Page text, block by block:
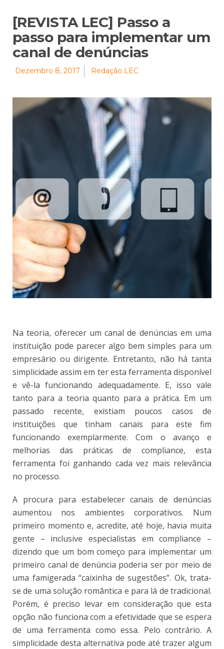
[REVISTA LEC] Passo a
passo para implementar um
canal de denúncias
Dezembro 8, 2017 Redação LEC
Na teoria, oferecer um canal de denúncias em uma
instituição pode parecer algo bem simples para um
empresário ou dirigente. Entretanto, não há tanta
simplicidade assim em ter esta ferramenta disponível
e vê-la funcionando adequadamente. E, isso vale
tanto para a teoria quanto para a prática. Em um
passado recente, existiam poucos casos de
instituições que tinham canais para este fim
funcionando exemplarmente. Com o avanço e
melhorias das práticas de compliance, esta
ferramenta foi ganhando cada vez mais relevância
no processo.
A procura para estabelecer canais de denúncias
aumentou nos ambientes corporativos. Num
primeiro momento e, acredite, até hoje, havia muita
gente – inclusive especialistas em compliance –
dizendo que um bom começo para implementar um
primeiro canal de denúncia poderia ser por meio de
uma famigerada “caixinha de sugestões”. Ok, trata-
se de uma solução romântica e para lá de tradicional.
Porém, é preciso levar em consideração que esta
opção não funciona com a efetividade que se espera
de uma ferramenta como essa. Pelo contrário. A
simplicidade desta alternativa pode até trazer algum